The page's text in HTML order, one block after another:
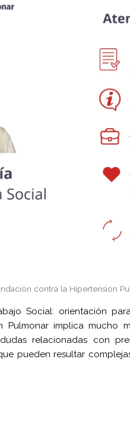
contra la Hipertensión
Social: orientación
Pulmonar implica mucho
relacionadas con
pueden resultar